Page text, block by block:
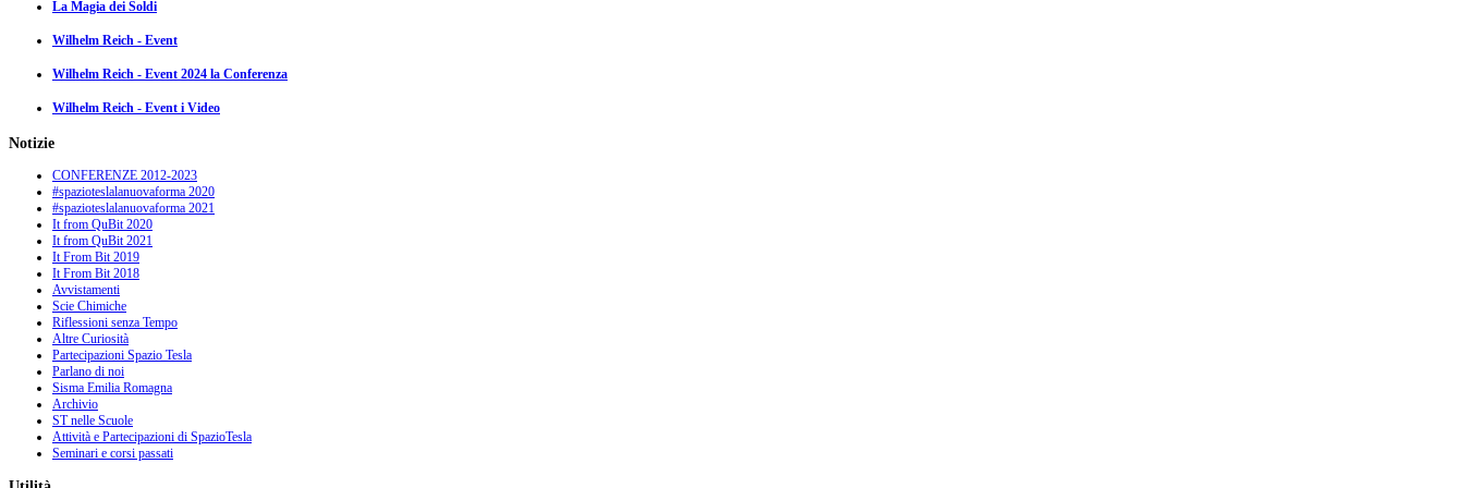
La Magia dei Soldi
Wilhelm Reich - Event
Wilhelm Reich - Event 2024 la Conferenza
Wilhelm Reich - Event i Video
Notizie
CONFERENZE 2012-2023
#spazioteslalanuovaforma 2020
#spazioteslalanuovaforma 2021
It from QuBit 2020
It from QuBit 2021
It From Bit 2019
It From Bit 2018
Avvistamenti
Scie Chimiche
Riflessioni senza Tempo
Altre Curiosità
Partecipazioni Spazio Tesla
Parlano di noi
Sisma Emilia Romagna
Archivio
ST nelle Scuole
Attività e Partecipazioni di SpazioTesla
Seminari e corsi passati